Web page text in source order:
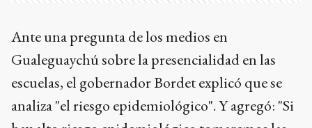
Ante una pregunta de los medios en
Gualeguaychú sobre la presencialidad en las
escuelas, el gobernador Bordet explicó que se
analiza "el riesgo epidemiológico". Y agregó: "Si